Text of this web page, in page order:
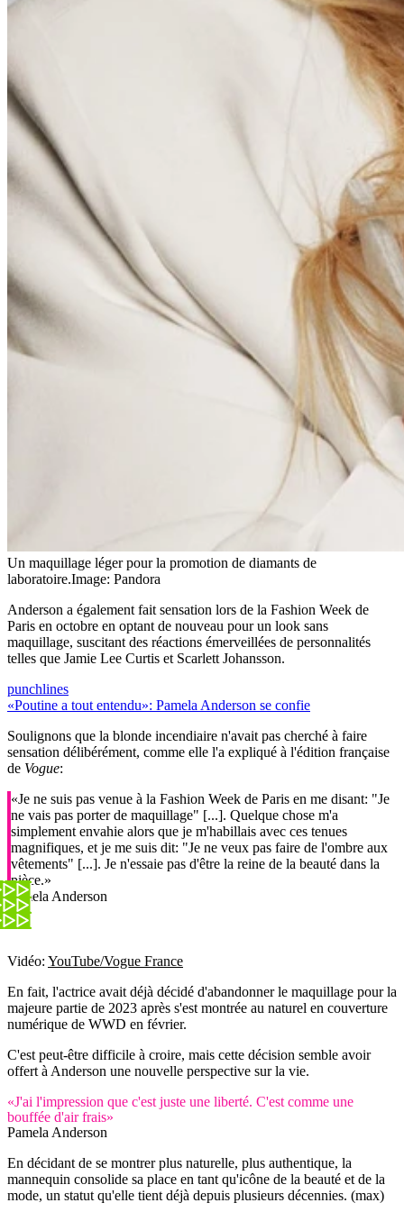
Un maquillage léger pour la promotion de diamants de
laboratoire.Image: Pandora
Anderson a également fait sensation lors de la Fashion Week de
Paris en octobre en optant de nouveau pour un look sans
maquillage, suscitant des réactions émerveillées de personnalités
telles que Jamie Lee Curtis et Scarlett Johansson.
punchlines
«Poutine a tout entendu»: Pamela Anderson se confie
Soulignons que la blonde incendiaire n'avait pas cherché à faire
sensation délibérément, comme elle l'a expliqué à l'édition française
de Vogue:
«Je ne suis pas venue à la Fashion Week de Paris en me disant: "Je
ne vais pas porter de maquillage" [...]. Quelque chose m'a
simplement envahie alors que je m'habillais avec ces tenues
magnifiques, et je me suis dit: "Je ne veux pas faire de l'ombre aux
vêtements" [...]. Je n'essaie pas d'être la reine de la beauté dans la
pièce.»
Pamela Anderson
Vidéo: YouTube/Vogue France
En fait, l'actrice avait déjà décidé d'abandonner le maquillage pour la
majeure partie de 2023 après s'est montrée au naturel en couverture
numérique de WWD en février.
C'est peut-être difficile à croire, mais cette décision semble avoir
offert à Anderson une nouvelle perspective sur la vie.
«J'ai l'impression que c'est juste une liberté. C'est comme une
bouffée d'air frais»
Pamela Anderson
En décidant de se montrer plus naturelle, plus authentique, la
mannequin consolide sa place en tant qu'icône de la beauté et de la
mode, un statut qu'elle tient déjà depuis plusieurs décennies. (max)